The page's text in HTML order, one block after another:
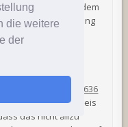
die weitere
der
in Verbindung mit dem
Grill-Überfrachtung
direkt in Deiner
fiat-124-
223-17636
– steht ja nur „Preis
das nicht allzu